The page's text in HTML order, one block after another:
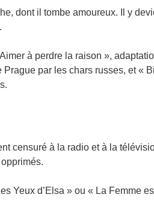
dont il tombe amoureux. Il y
à perdre la raison »,
par les chars russes, et «
censuré à la radio et à la
Yeux d’Elsa » ou « La Femme